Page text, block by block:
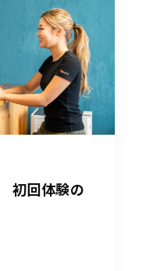
初回体験の